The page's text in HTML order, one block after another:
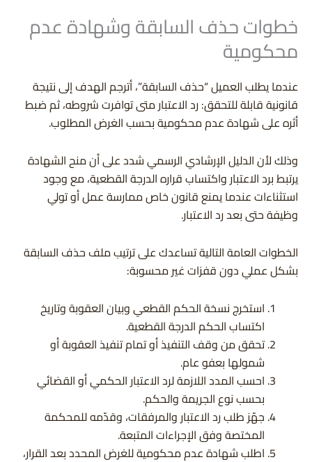
خطوات حذف السابقة وشهادة عدم
محكومية
عندما يطلب العميل “حذف السابقة”، أترجم الهدف إلى نتيجة
قانونية قابلة للتحقق: رد الاعتبار متى توافرت شروطه، ثم ضبط
أثره على شهادة عدم محكومية بحسب الغرض المطلوب.
وذلك لأن الدليل الإرشادي الرسمي شدد على أن منح الشهادة
يرتبط برد الاعتبار واكتساب قراره الدرجة القطعية، مع وجود
استثناءات عندما يمنع قانون خاص ممارسة عمل أو تولي
وظيفة حتى بعد رد الاعتبار.
الخطوات العامة التالية تساعدك على ترتيب ملف حذف السابقة
بشكل عملي دون قفزات غير محسوبة:
استخرج نسخة الحكم القطعي وبيان العقوبة وتاريخ
اكتساب الحكم الدرجة القطعية.
تحقق من وقف التنفيذ أو تمام تنفيذ العقوبة أو
شمولها بعفو عام.
احسب المدد اللازمة لرد الاعتبار الحكمي أو القضائي
بحسب نوع الجريمة والحكم.
جهّز طلب رد الاعتبار والمرفقات، وقدّمه للمحكمة
المختصة وفق الإجراءات المتبعة.
اطلب شهادة عدم محكومية للغرض المحدد بعد القرار،